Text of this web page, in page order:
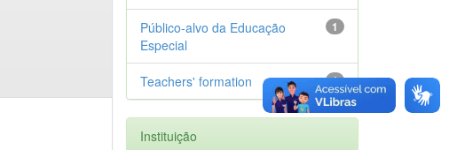
1
Público-alvo da Educação
Especial
1
Teachers' formation
Instituição